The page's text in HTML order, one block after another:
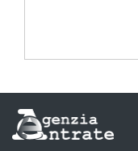
Informazioni
sul